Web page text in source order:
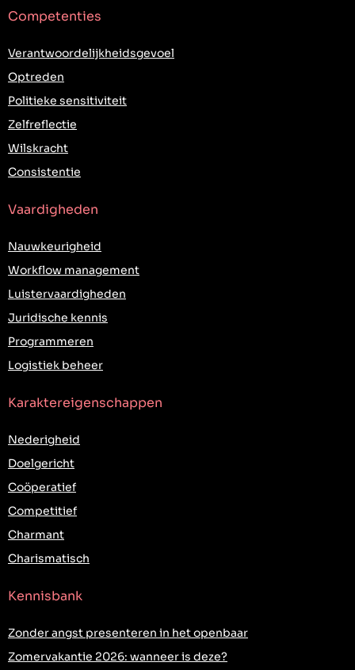
Competenties
Verantwoordelijkheidsgevoel
Optreden
Politieke sensitiviteit
Zelfreflectie
Wilskracht
Consistentie
Vaardigheden
Nauwkeurigheid
Workflow management
Luistervaardigheden
Juridische kennis
Programmeren
Logistiek beheer
Karaktereigenschappen
Nederigheid
Doelgericht
Coöperatief
Competitief
Charmant
Charismatisch
Kennisbank
Zonder angst presenteren in het openbaar
Zomervakantie 2026: wanneer is deze?